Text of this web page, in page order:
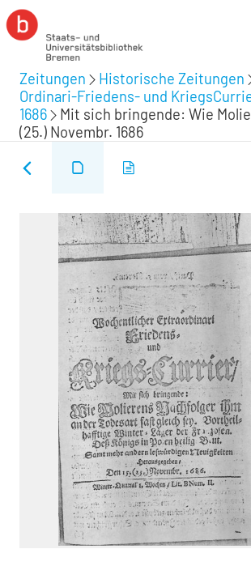
Zeitungen Historische Zeitungen
Ordinari-Friedens- und
1686
Mit sich bringende: Wie
(25.) Novembr. 1686